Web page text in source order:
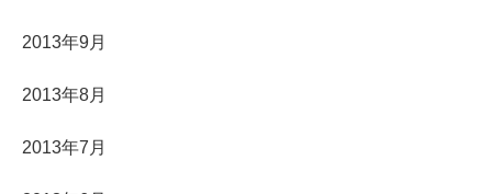
2013年9月
2013年8月
2013年7月